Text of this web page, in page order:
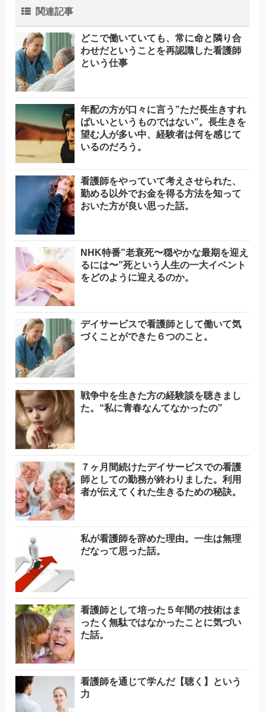
関連記事
どこで働いていても、常に命と隣り合
わせだということを再認識した看護師
という仕事
年配の方が口々に言う”ただ長生きすれ
ばいいというものではない”。長生きを
望む人が多い中、経験者は何を感じて
いるのだろう。
看護師をやっていて考えさせられた、
勤める以外でお金を得る方法を知って
おいた方が良い思った話。
NHK特番”老衰死〜穏やかな最期を迎え
るには〜”死という人生の一大イベント
をどのように迎えるのか。
デイサービスで看護師として働いて気
づくことができた６つのこと。
戦争中を生きた方の経験談を聴きまし
た。“私に青春なんてなかったの”
７ヶ月間続けたデイサービスでの看護
師としての勤務が終わりました。利用
者が伝えてくれた生きるための秘訣。
私が看護師を辞めた理由。一生は無理
だなって思った話。
看護師として培った５年間の技術はま
ったく無駄ではなかったことに気づい
た話。
看護師を通じて学んだ【聴く】という
力